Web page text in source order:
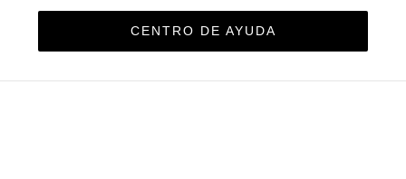
CENTRO DE AYUDA